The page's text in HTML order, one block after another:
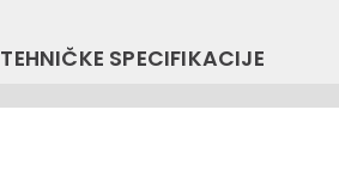
TEHNIČKE SPECIFIKACIJE